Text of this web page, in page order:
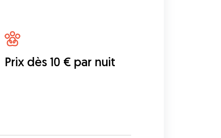
Prix dès 10 € par nuit